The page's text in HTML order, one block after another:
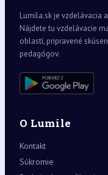
Lumila.sk je vzdelávacia
Nájdete tu vzdelávacie
oblastí, pripravené
pedagógov.
O Lumile
Kontakt
Súkromie